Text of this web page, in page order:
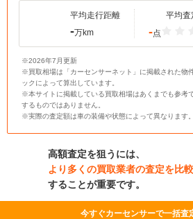
平均走行距離
-万km
平均査
-点
※2026年7月更新
※買取相場は「カーセンサーネット」に掲載された物
ックによって算出しています。
※本サイトに掲載している買取相場はあくまでも参考
するものではありません。
※実際の査定額は車の装備や状態によって異なります。
高額査定を狙うには、
より多くの買取業者の査定を比較
することが重要です。
今すぐカーセンサーで一括査